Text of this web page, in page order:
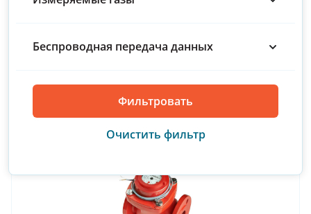
150
Беспроводная передача данных
Купить